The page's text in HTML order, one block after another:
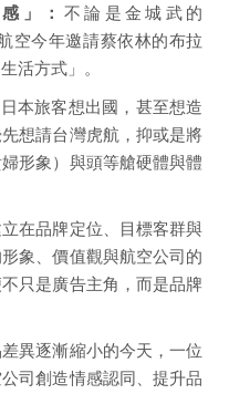
」： 不論是金城武的
空今年邀請蔡依林的布拉
活方式」。
本旅客想出國，甚至想造
想請台灣虎航，抑或是將
形象）與頭等艙硬體與體
在品牌定位、目標客群與
象、價值觀與航空公司的
只是廣告主角，而是品牌
異逐漸縮小的今天，一位
司創造情感認同、提升品